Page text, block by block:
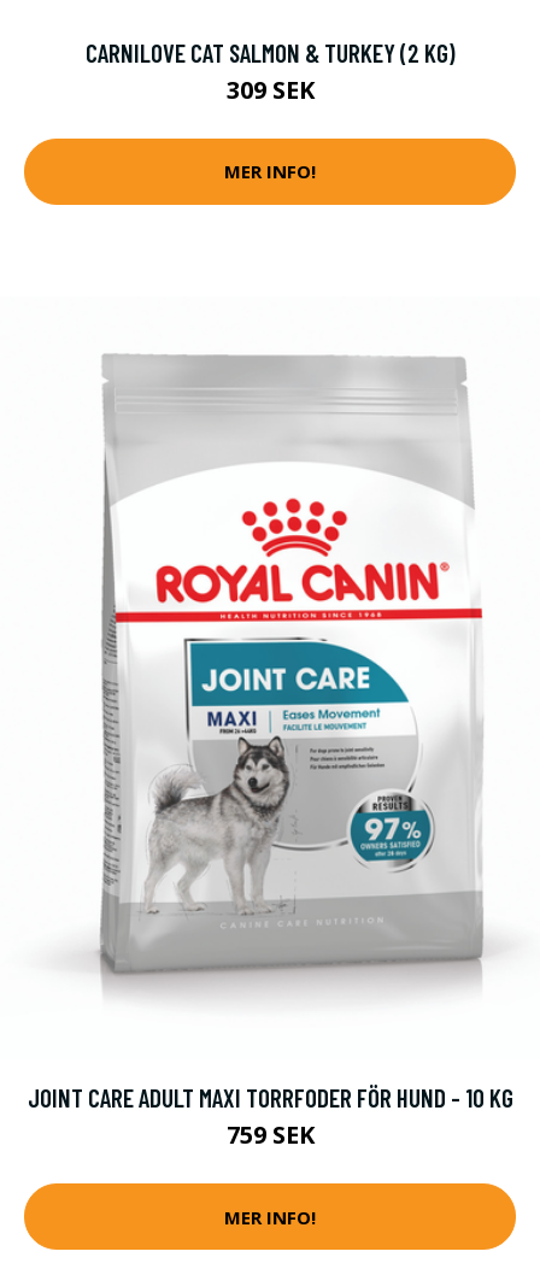
CARNILOVE CAT SALMON & TURKEY (2 KG)
309 SEK
MER INFO!
JOINT CARE ADULT MAXI TORRFODER FÖR HUND - 10 KG
759 SEK
MER INFO!